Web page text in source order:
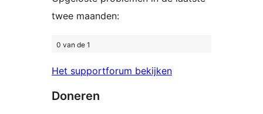
twee maanden:
0 van de 1
Het supportforum bekijken
Doneren